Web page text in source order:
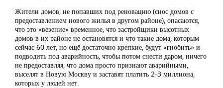
Жители домов, не попавших под реновацию (снос домов с
предоставлением нового жилья в другом районе), опасаются,
что это «везение» временное, что застройщики высотных
домов в их районе не остановятся и что такие дома, которым
сейчас 60 лет, но ещё достаточно крепкие, будут «гнобить» и
подводить под аварийность, чтобы потом снести даром, ничего
не предоставляя, что дома просто признают аварийными,
выселят в Новую Москву и заставят платить 2-3 миллиона,
которых у людей нет.